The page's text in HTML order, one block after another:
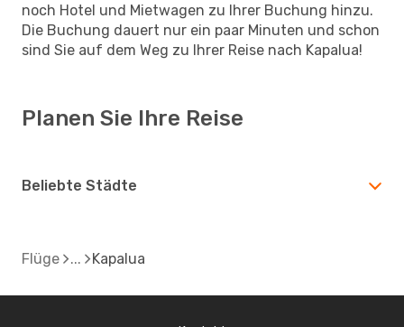
noch Hotel und Mietwagen zu Ihrer Buchung hinzu.
Die Buchung dauert nur ein paar Minuten und schon
sind Sie auf dem Weg zu Ihrer Reise nach Kapalua!
Planen Sie Ihre Reise
Beliebte Städte
Flüge Kapalua